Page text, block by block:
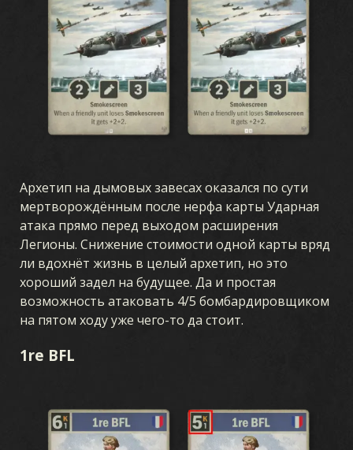
Архетип на дымовых завесах оказался по сути
мертворождённым после нерфа карты Ударная
атака прямо перед выходом расширения
Легионы. Снижение стоимости одной карты вряд
ли вдохнёт жизнь в целый архетип, но это
хороший задел на будущее. Да и простая
возможность атаковать 4/5 бомбардировщиком
на пятом ходу уже чего-то да стоит.
1re BFL
ИГРА
АКАДЕМИЯ KARDS
ЧАСТО ЗАДАВАЕМЫЕ ВОПРОСЫ
КАРТЫ
КОЛЛЕКЦИЯ СБОРКА КОЛОДЫ КОЛОДЫ
РАСШИРЕНИЯ KARDS
ШТОРМ В ОКЕАНИИ
ЕДИНЫЙ ФРОНТ
ЖЕЛЕЗОМ И КРОВЬЮ